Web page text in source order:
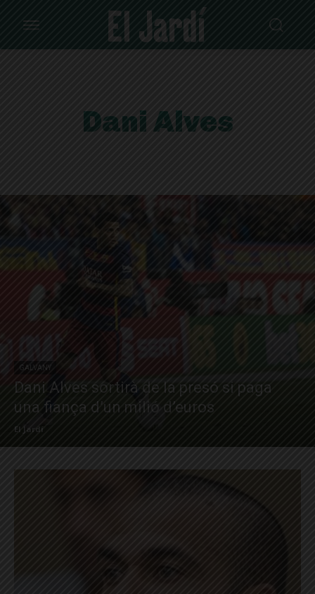
Dani Alves
GALVANY
Dani Alves sortirà de la presó si paga
una fiança d’un milió d’euros
El Jardí